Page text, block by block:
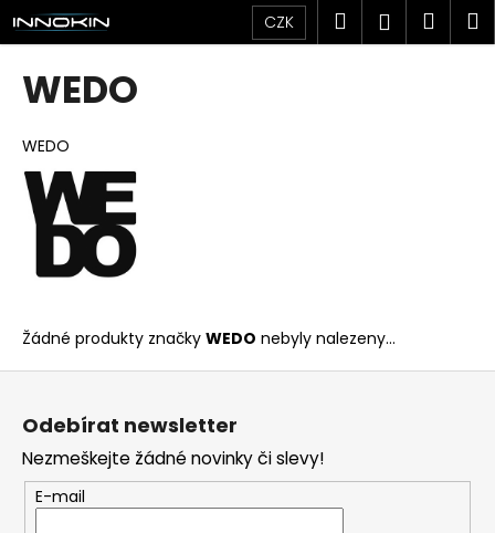
Přejít
na
obsah
CZK Hledat
WEDO
WEDO
Žádné produkty značky WEDO nebyly nalezeny...
K
o
o
p
o
b
u
j
t
e
n
Z
Odebírat newsletter
Nezmeškejte žádné novinky či slevy!
E-mail